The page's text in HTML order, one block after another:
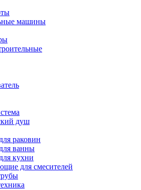
машины
душ
раковин
ванны
кухни
для смесителей